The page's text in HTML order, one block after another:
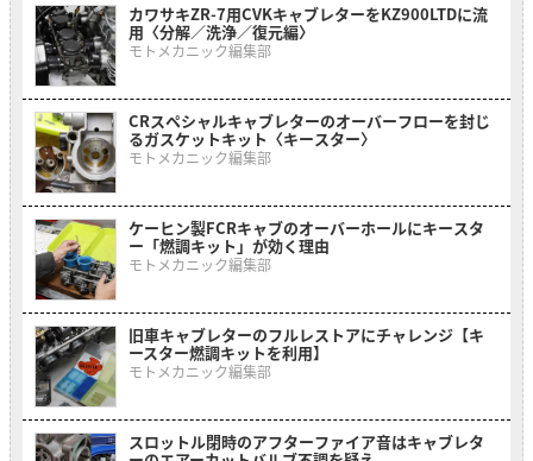
カワサキZR-7用CVKキャブレターをKZ900LTDに流
用〈分解／洗浄／復元編〉
モトメカニック編集部
CRスペシャルキャブレターのオーバーフローを封じ
るガスケットキット〈キースター〉
モトメカニック編集部
ケーヒン製FCRキャブのオーバーホールにキースタ
ー「燃調キット」が効く理由
モトメカニック編集部
旧車キャブレターのフルレストアにチャレンジ【キ
ースター燃調キットを利用】
モトメカニック編集部
スロットル閉時のアフターファイア音はキャブレタ